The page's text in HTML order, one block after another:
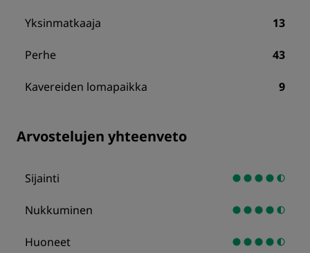
Yksinmatkaaja 13
Perhe 43
Kavereiden lomapaikka 9
Arvostelujen yhteenveto
Sijainti
Nukkuminen
Huoneet